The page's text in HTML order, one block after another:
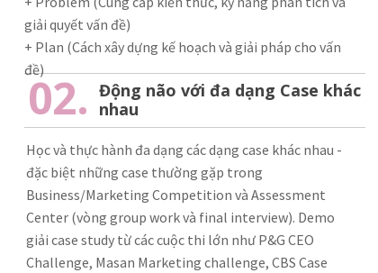
giải quyết vấn đề)
+ Plan (Cách xây dựng kế hoạch và giải pháp cho vấn
đề)
02. Động não với đa dạng Case khác
nhau
Học và thực hành đa dạng các dạng case khác nhau -
đặc biệt những case thường gặp trong
Business/Marketing Competition và Assessment
Center (vòng group work và final interview). Demo
giải case study từ các cuộc thi lớn như P&G CEO
Challenge, Masan Marketing challenge, CBS Case